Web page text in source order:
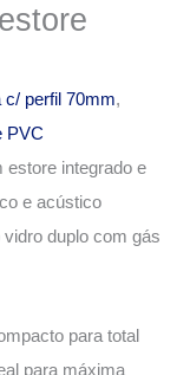
c/ perfil 70mm,
PVC
estore integrado e
e acústico
duplo com gás
para total
para máxima